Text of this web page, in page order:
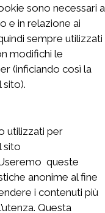
sono necessari a
e in relazione ai
sempre utilizzati
modifichi le
(inficiando così la
sito).
utilizzati per
sito
queste
anonime al fine
i contenuti più
Questa